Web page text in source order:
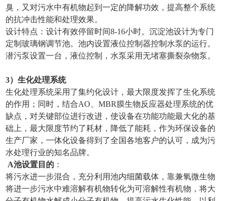
臭，又对污水中有机物起到一定的降解功效，提高整个系统
的抗冲击性能和处理效果。
设计特点：设计有效停留时间8-16小时。沉淀池设计为专门
定制玻璃钢调节池。池内设置液位控制器控制水泵的运行。
潜污泵设置一台，液位控制，水泵采用无堵塞撕裂杂物泵。
3）生化处理系统
生化处理系统采用了集约化设计，最大限度发挥了生化系统
的作用；同时，结合AO、MBR膜生物反应器处理系统的优
缺点，对关键部位进行改进，使设备在功能功能最大化的基
础上，最大限度节约了耗材，降低了能耗，作为环保设备的
生产厂家，一体化设备得到了全国各地客户的认可，成为污
水处理行业的知名品牌。
A池设置目的 ：
将污水进一步混合，充分利用池内细菌载体，靠兼氧微生物
将进一步污水中难溶解有机物转化为可溶解性有机物，将大